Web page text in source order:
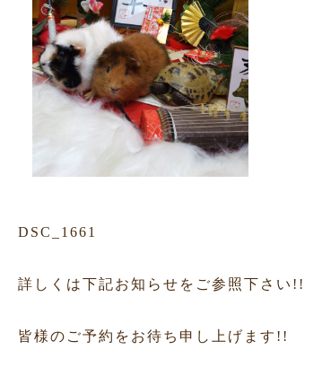
DSC_1661
詳しくは下記お知らせをご参照下さい!!
皆様のご予約をお待ち申し上げます!!